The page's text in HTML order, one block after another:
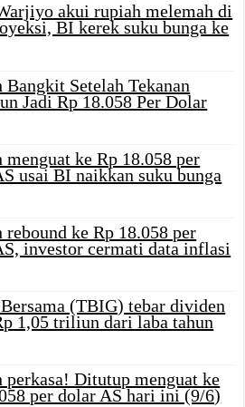
akui rupiah melemah di
BI kerek suku bunga ke
Bangkit Setelah Tekanan
Jadi Rp 18.058 Per Dolar
menguat ke Rp 18.058 per
usai BI naikkan suku bunga
rebound ke Rp 18.058 per
investor cermati data inflasi
(TBIG) tebar dividen
1,05 triliun dari laba tahun
perkasa! Ditutup menguat ke
per dolar AS hari ini (9/6)